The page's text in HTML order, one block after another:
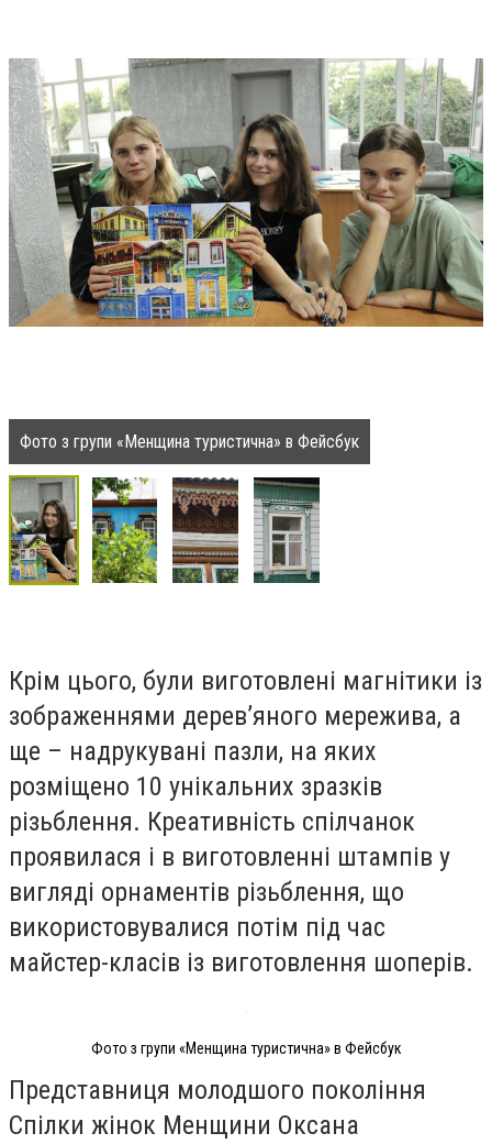
Фото з групи «Менщина туристична» в Фейсбук
Крім цього, були виготовлені магнітики із
зображеннями деревʼяного мережива, а
ще – надрукувані пазли, на яких
розміщено 10 унікальних зразків
різьблення. Креативність спілчанок
проявилася і в виготовленні штампів у
вигляді орнаментів різьблення, що
використовувалися потім під час
майстер-класів із виготовлення шоперів.
Фото з групи «Менщина туристична» в Фейсбук
Представниця молодшого покоління
Спілки жінок Менщини Оксана